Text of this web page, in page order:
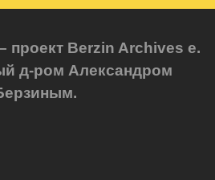
проект Berzin Archives e.
д-ром Александром